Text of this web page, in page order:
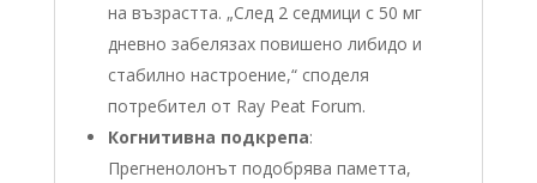
на възрастта. „След 2 седмици с 50 мг
дневно забелязах повишено либидо и
стабилно настроение,“ споделя
потребител от Ray Peat Forum.
Когнитивна подкрепа:
Прегненолонът подобрява паметта,